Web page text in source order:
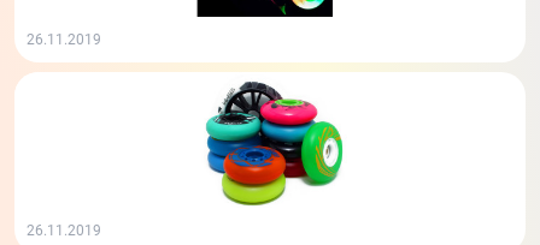
26.11.2019
26.11.2019